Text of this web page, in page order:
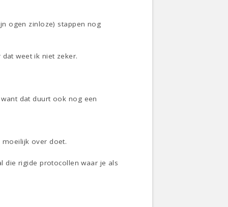
ogen zinloze) stappen nog
weet ik niet zeker.
dat duurt ook nog een
moeilijk over doet.
die rigide protocollen waar je als